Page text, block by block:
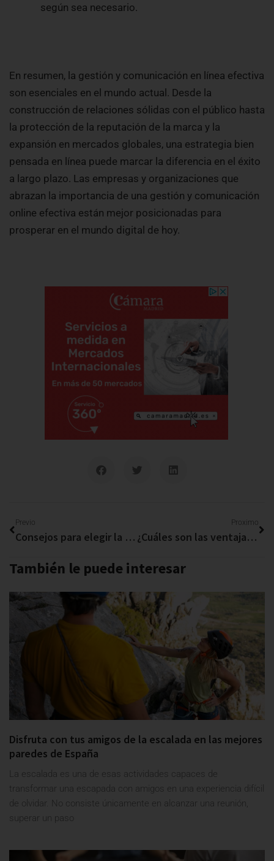
según sea necesario.
En resumen, la gestión y comunicación en línea efectiva
son esenciales en el mundo actual. Desde la
construcción de relaciones sólidas con el público hasta
la protección de la reputación de la marca y la
expansión en mercados globales, una estrategia bien
pensada en línea puede marcar la diferencia en el éxito
a largo plazo. Las empresas y organizaciones que
abrazan la importancia de una gestión y comunicación
online efectiva están mejor posicionadas para
prosperar en el mundo digital de hoy.
Previo
Consejos para elegir la mejor agencia para organizar tu evento
Proximo
¿Cuáles son las ventajas de la ortodoncia invisible?
También le puede interesar
Disfruta con tus amigos de la escalada en las mejores
paredes de España
La escalada es una de esas actividades capaces de
transformar una escapada con amigos en una experiencia difícil
de olvidar. No consiste únicamente en alcanzar una reunión,
superar un paso